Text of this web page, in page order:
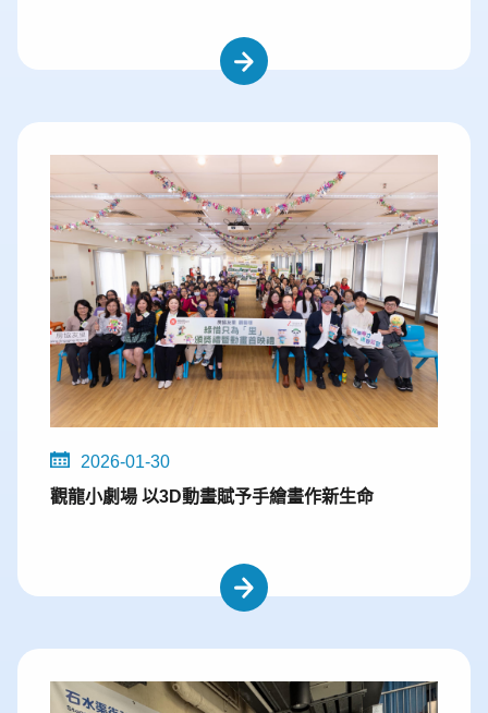
2026-01-30
觀龍小劇場 以3D動畫賦予手繪畫作新生命